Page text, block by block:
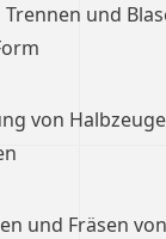
Trennen und
von
und Fräsen